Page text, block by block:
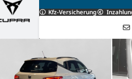
Kfz-Versicherung